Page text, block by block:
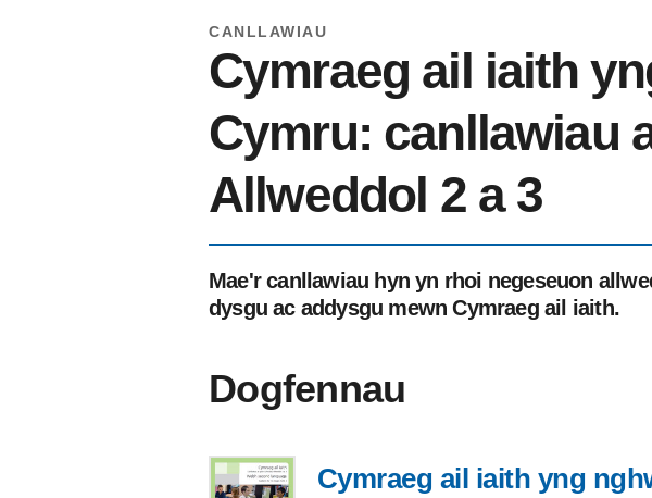
CANLLAWIAU
Cymraeg ail iaith
Cymru: canllawiau
Allweddol 2 a 3
Mae'r canllawiau hyn yn rhoi negeseuon
dysgu ac addysgu mewn Cymraeg ail iaith.
Dogfennau
Cymraeg ail iaith yng